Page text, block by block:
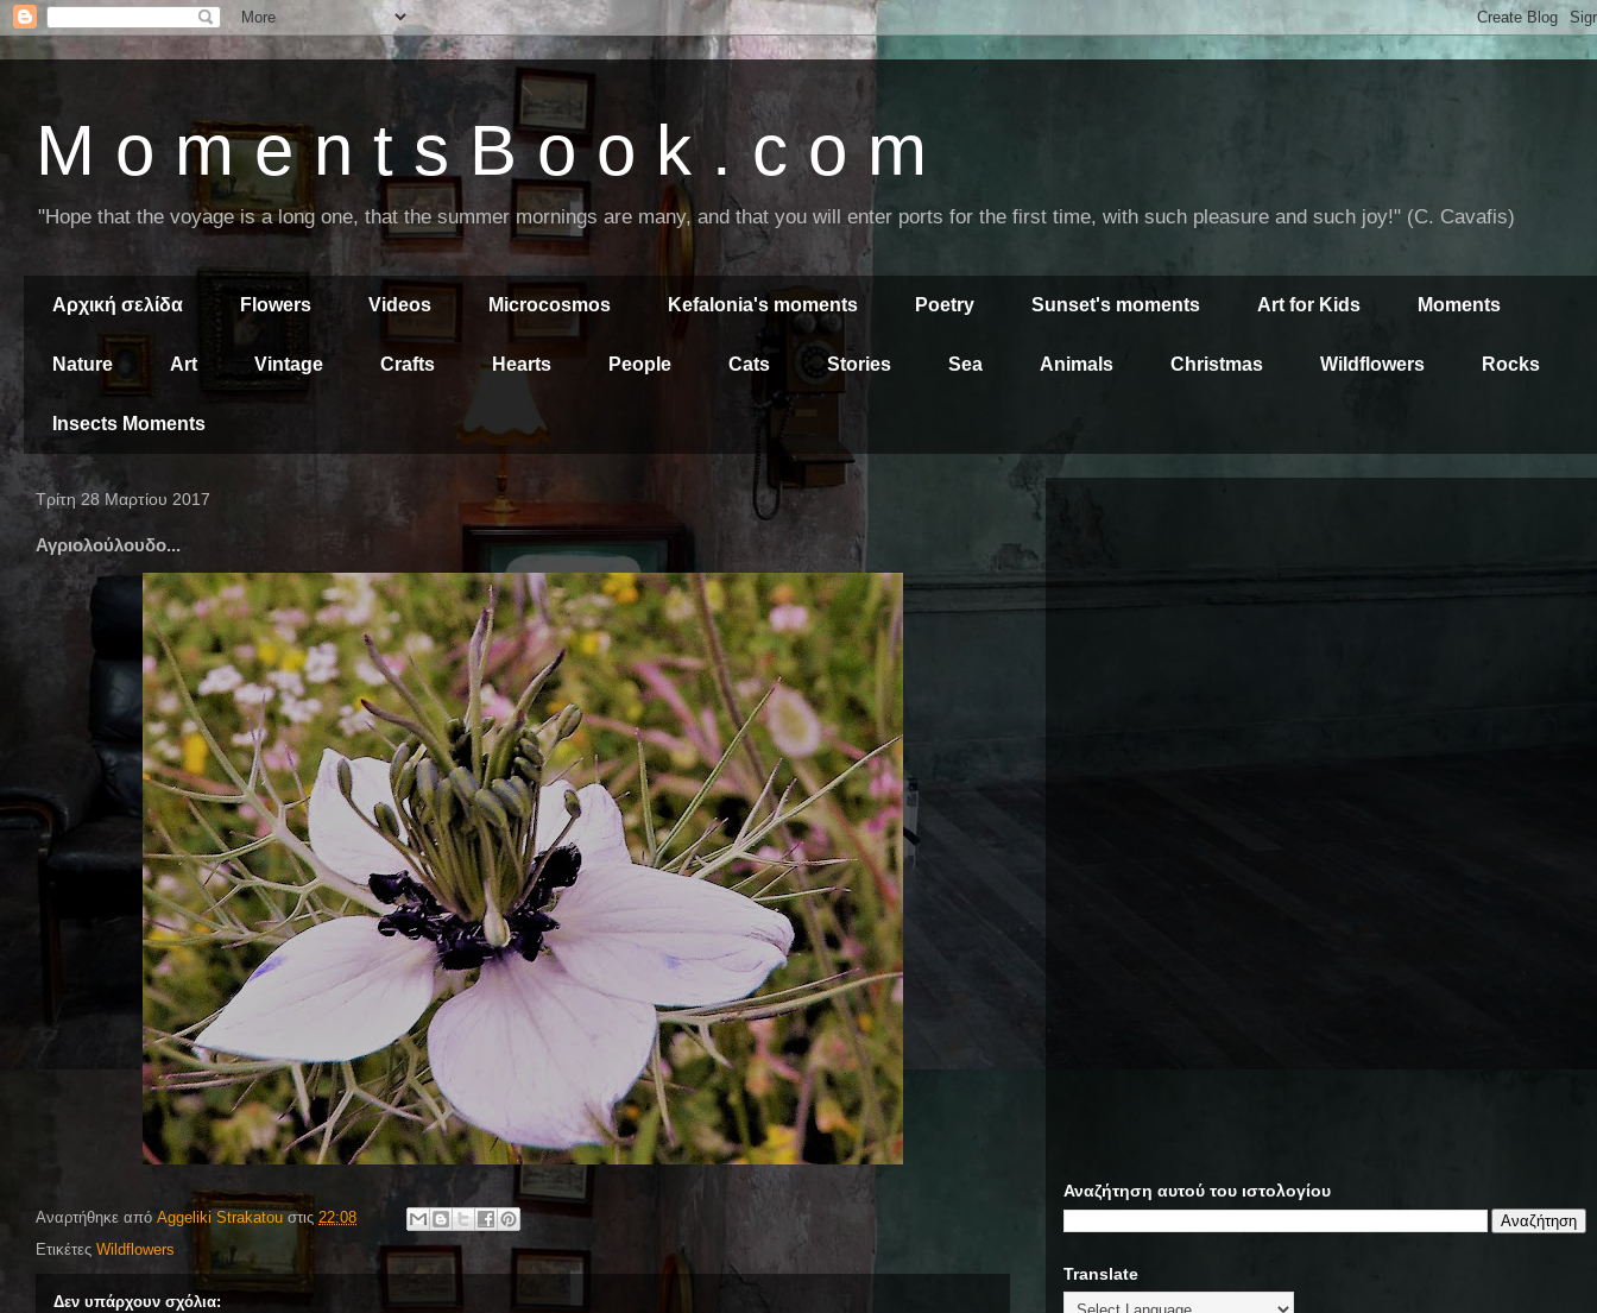
M o m e n t s B o o k . c o m
"Hope that the voyage is a long one, that the summer mornings are many, and that you will enter ports for the first time, with such pleasure and such joy!" (C. Cavafis)
Αρχική σελίδα Flowers Videos Microcosmos Kefalonia's moments Poetry Sunset's moments Art for Kids Moments
Nature Art Vintage Crafts Hearts People Cats Stories Sea Animals Christmas Wildflowers Rocks
Insects Moments
Τρίτη 28 Μαρτίου 2017
Αγριολούλουδο...
Αναρτήθηκε από Aggeliki Strakatou στις 22:08
Ετικέτες Wildflowers
Δεν υπάρχουν σχόλια:
Αναζήτηση αυτού του ιστολογίου
Translate